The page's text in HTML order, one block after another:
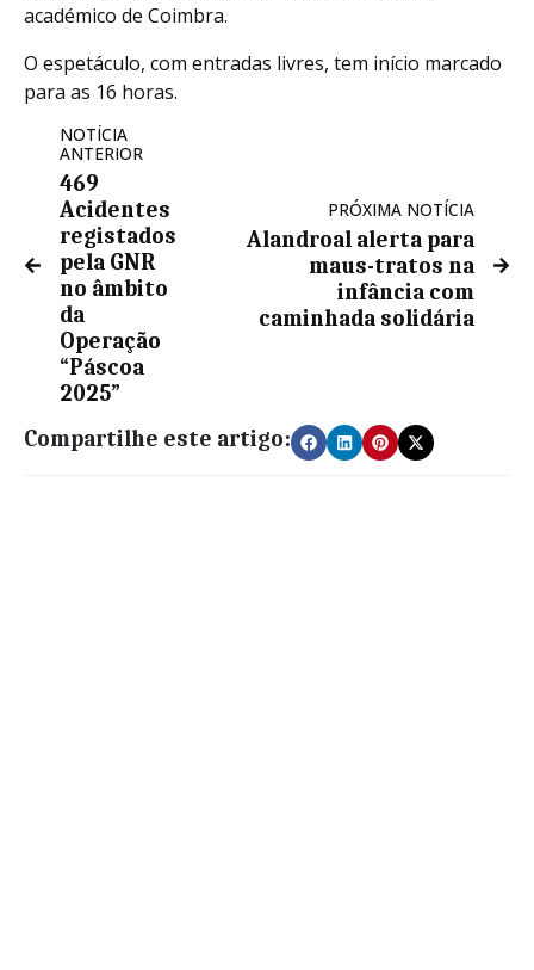
académico de Coimbra.
O espetáculo, com entradas livres, tem início marcado
para as 16 horas.
NOTÍCIA
ANTERIOR
469
Acidentes
registados
pela GNR
no âmbito
da
Operação
“Páscoa
2025”
PRÓXIMA NOTÍCIA
Alandroal alerta para
maus-tratos na
infância com
caminhada solidária
Compartilhe este artigo: